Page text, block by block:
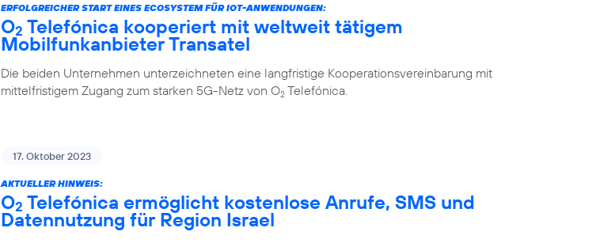
ERFOLGREICHER START EINES ECOSYSTEM FÜR IOT-ANWENDUNGEN:
O2 Telefónica kooperiert mit weltweit tätigem
Mobilfunkanbieter Transatel
Die beiden Unternehmen unterzeichneten eine langfristige Kooperationsvereinbarung mit
mittelfristigem Zugang zum starken 5G-Netz von O2 Telefónica.
17. Oktober 2023
AKTUELLER HINWEIS:
O2 Telefónica ermöglicht kostenlose Anrufe, SMS und
Datennutzung für Region Israel